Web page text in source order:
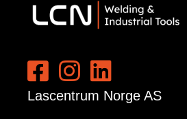
Lascentrum Norge AS